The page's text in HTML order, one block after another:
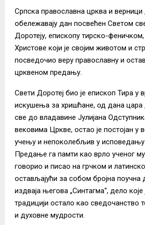
Српска православна црква и
обележавају дан посвећен Светом
Доротеју, епископу тирско-
Христове који је својим животом и
посведочио веру православну и
црквеном предању.
Свети Доротеј био је епископ Тира у
искушења за хришћане, од дана цара
све до владавине Јулијана
вековима Цркве, остао је постојан у
учењу и непоколебљив у исповедању
Предање га памти као врло ученог
говорио и писао на грчком и
остављајући за собом бројна
издваја његова „Синтагма“, дело које
традицији остало као сведочанство
и духовне мудрости.